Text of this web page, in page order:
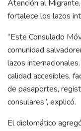
Atención al
fortalece los lazos
“Este Consulado
comunidad
lazos
calidad accesibles,
de pasaportes,
consulares”, explicó.
El diplomático